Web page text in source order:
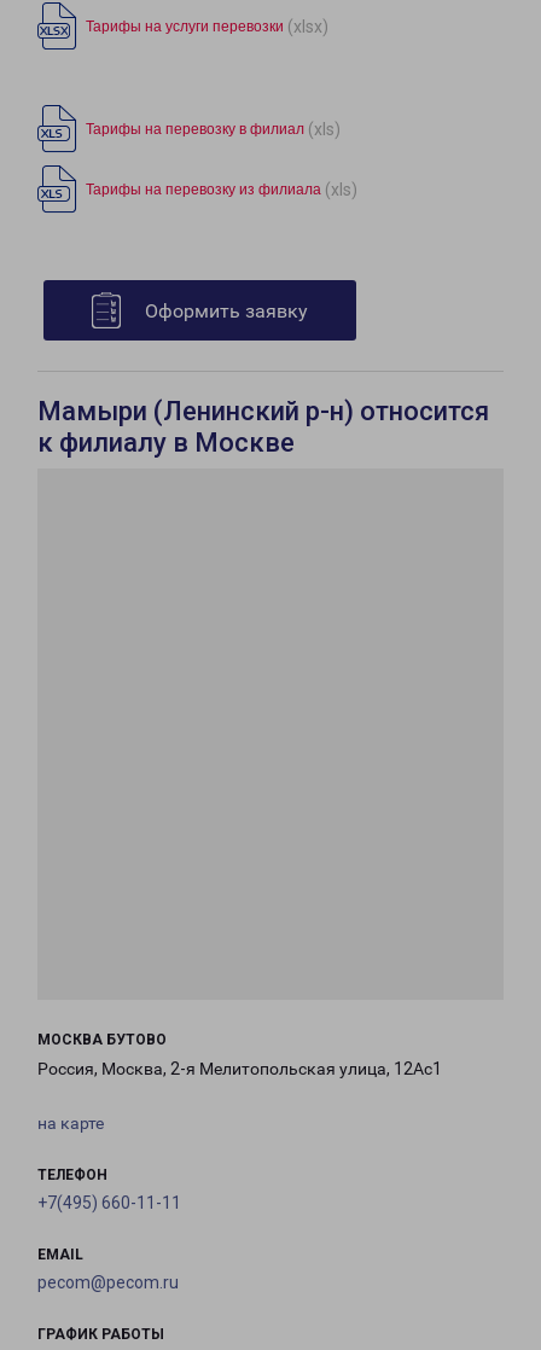
Тарифы на услуги перевозки (xlsx)
Тарифы на перевозку в филиал (xls)
Тарифы на перевозку из филиала (xls)
Оформить заявку
Мамыри (Ленинский р-н) относится
к филиалу в Москве
МОСКВА БУТОВО
Россия, Москва, 2-я Мелитопольская улица, 12Ас1
на карте
ТЕЛЕФОН
+7(495) 660-11-11
EMAIL
pecom@pecom.ru
ГРАФИК РАБОТЫ